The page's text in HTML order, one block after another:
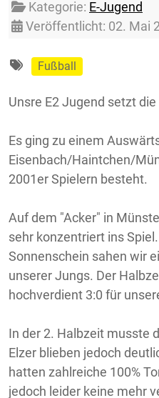
Kategorie: E-Jugend
Veröffentlicht: 02. Mai
Fußball
Unsre E2 Jugend setzt
Es ging zu einem
Eisenbach/Haintchen/
2001er Spielern besteht.
Auf dem "Acker" in
sehr konzentriert ins
Sonnenschein sahen wir
unserer Jungs. Der
hochverdient 3:0 für
In der 2. Halbzeit musste
Elzer blieben jedoch
hatten zahlreiche 100%
jedoch leider keine mehr